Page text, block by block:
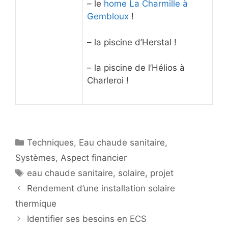
– le home La Charmille à
Gembloux !
– la piscine d’Herstal !
– la piscine de l’Hélios à
Charleroi !
Catégories
Techniques, Eau chaude sanitaire,
Systèmes, Aspect financier
Étiquettes
eau chaude sanitaire, solaire, projet
Rendement d’une installation solaire
thermique
Identifier ses besoins en ECS